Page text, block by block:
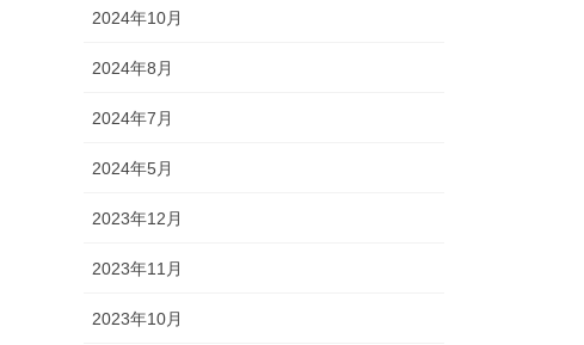
2024年10月
2024年8月
2024年7月
2024年5月
2023年12月
2023年11月
2023年10月